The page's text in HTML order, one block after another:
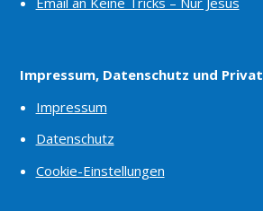
Impressum, Datenschutz und
Impressum
Datenschutz
Cookie-Einstellungen